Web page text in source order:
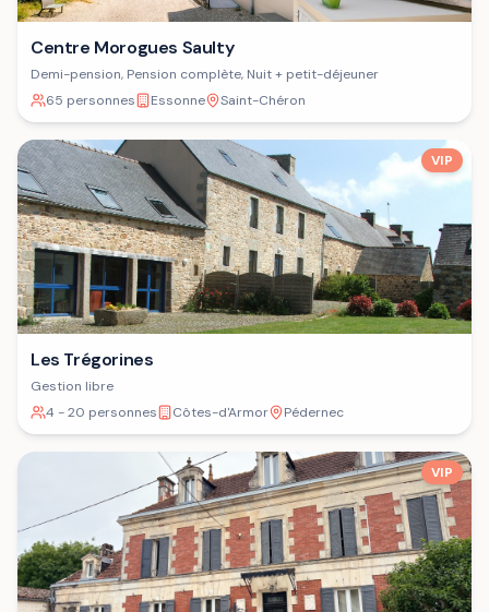
Centre Morogues Saulty
Demi-pension, Pension complète, Nuit + petit-déjeuner
65 personnes
Essonne Saint-Chéron
VIP
Les Trégorines
Gestion libre
4 - 20 personnes
Côtes-d'Armor Pédernec
VIP